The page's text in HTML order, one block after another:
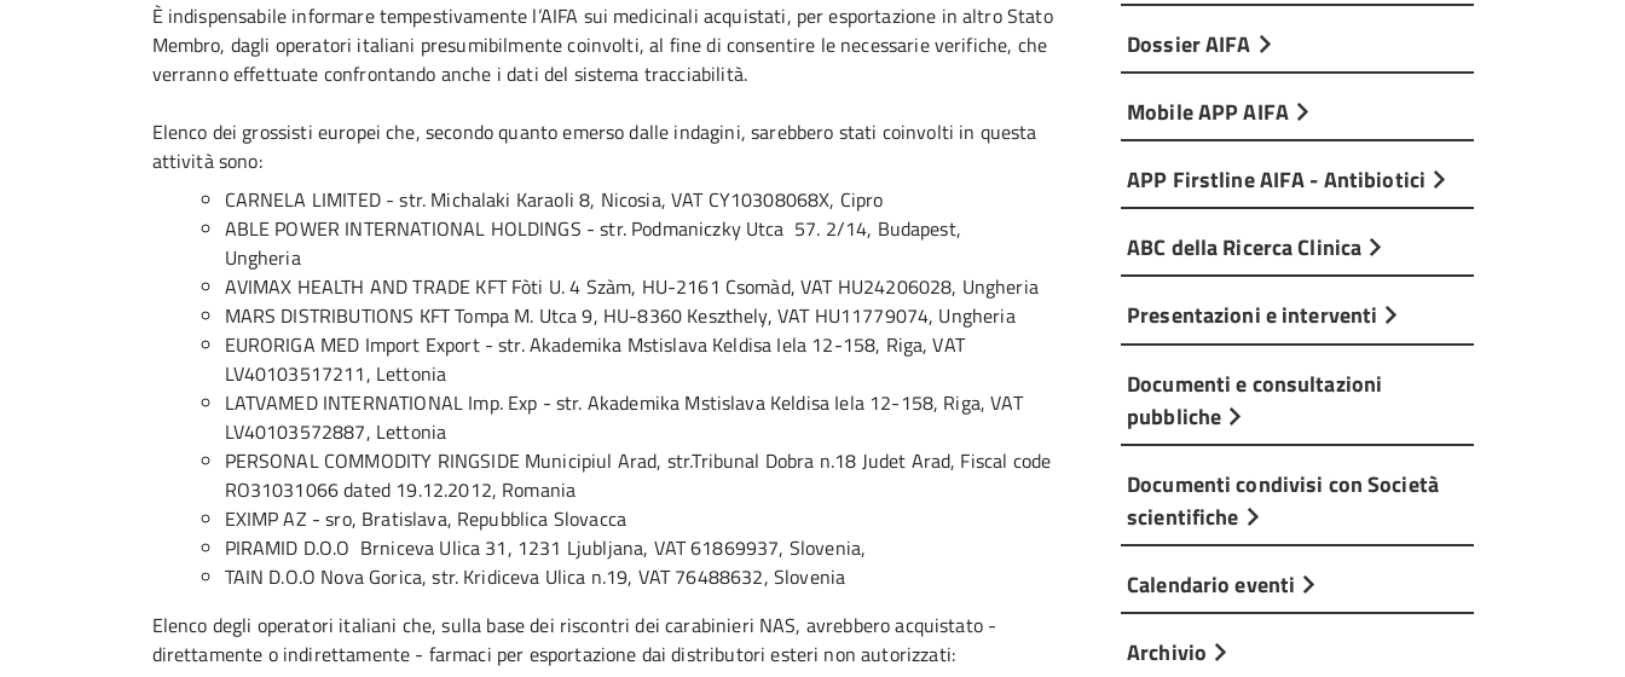
È indispensabile informare tempestivamente l’AIFA sui medicinali acquistati, per esportazione in altro Stato
Membro, dagli operatori italiani presumibilmente coinvolti, al fine di consentire le necessarie verifiche, che
verranno effettuate confrontando anche i dati del sistema tracciabilità.
Elenco dei grossisti europei che, secondo quanto emerso dalle indagini, sarebbero stati coinvolti in questa
attività sono:
CARNELA LIMITED - str. Michalaki Karaoli 8, Nicosia, VAT CY10308068X, Cipro
ABLE POWER INTERNATIONAL HOLDINGS - str. Podmaniczky Utca 57. 2/14, Budapest,
Ungheria
AVIMAX HEALTH AND TRADE KFT Fòti U. 4 Szàm, HU-2161 Csomàd, VAT HU24206028, Ungheria
MARS DISTRIBUTIONS KFT Tompa M. Utca 9, HU-8360 Keszthely, VAT HU11779074, Ungheria
EURORIGA MED Import Export - str. Akademika Mstislava Keldisa Iela 12-158, Riga, VAT
LV40103517211, Lettonia
LATVAMED INTERNATIONAL Imp. Exp - str. Akademika Mstislava Keldisa Iela 12-158, Riga, VAT
LV40103572887, Lettonia
PERSONAL COMMODITY RINGSIDE Municipiul Arad, str.Tribunal Dobra n.18 Judet Arad, Fiscal code
RO31031066 dated 19.12.2012, Romania
EXIMP AZ - sro, Bratislava, Repubblica Slovacca
PIRAMID D.O.O Brniceva Ulica 31, 1231 Ljubljana, VAT 61869937, Slovenia,
TAIN D.O.O Nova Gorica, str. Kridiceva Ulica n.19, VAT 76488632, Slovenia
Elenco degli operatori italiani che, sulla base dei riscontri dei carabinieri NAS, avrebbero acquistato -
direttamente o indirettamente - farmaci per esportazione dai distributori esteri non autorizzati:
Dossier AIFA
Mobile APP AIFA
APP Firstline AIFA - Antibiotici
ABC della Ricerca Clinica
Presentazioni e interventi
Documenti e consultazioni
pubbliche
Documenti condivisi con Società
scientifiche
Calendario eventi
Archivio